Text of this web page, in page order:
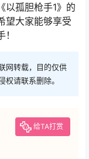
以孤胆枪手1》的
望大家能够享受
网转载，目的仅供
请联系删除。
给TA打赏